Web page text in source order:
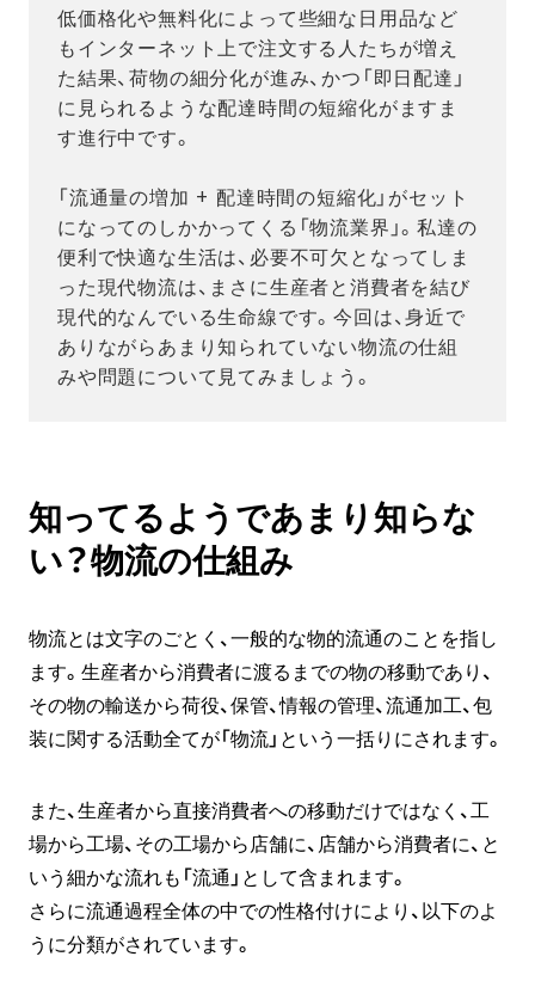
低価格化や無料化によって些細な日用品など
もインターネット上で注文する人たちが増え
た結果、荷物の細分化が進み、かつ「即日配達」
に見られるような配達時間の短縮化がますま
す進行中です。
「流通量の増加 + 配達時間の短縮化」がセット
になってのしかかってくる「物流業界」。私達の
便利で快適な生活は、必要不可欠となってしま
った現代物流は、まさに生産者と消費者を結び
現代的なんでいる生命線です。今回は、身近で
ありながらあまり知られていない物流の仕組
みや問題について見てみましょう。
知ってるようであまり知らな
い？物流の仕組み
物流とは文字のごとく、一般的な物的流通のことを指し
ます。生産者から消費者に渡るまでの物の移動であり、
その物の輸送から荷役、保管、情報の管理、流通加工、包
装に関する活動全てが「物流」という一括りにされます。
また、生産者から直接消費者への移動だけではなく、工
場から工場、その工場から店舗に、店舗から消費者に、と
いう細かな流れも「流通」として含まれます。
さらに流通過程全体の中での性格付けにより、以下のよ
うに分類がされています。